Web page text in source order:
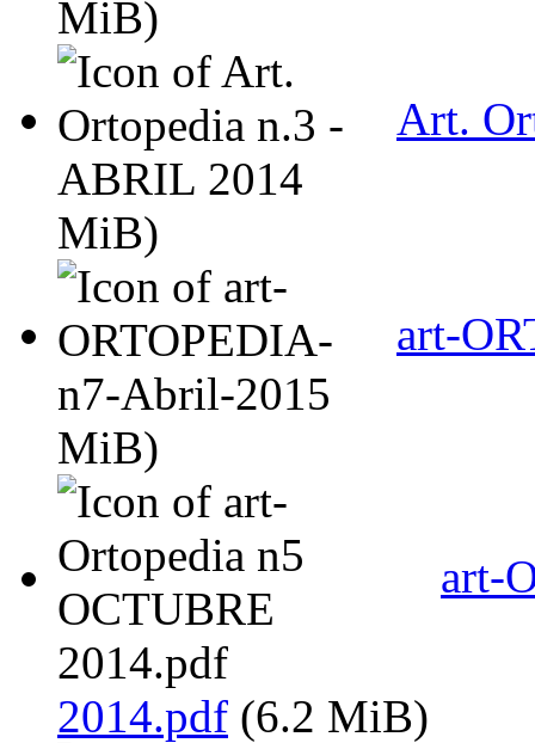
MiB)
Art.
MiB)
art-
MiB)
art-
2014.pdf (6.2 MiB)